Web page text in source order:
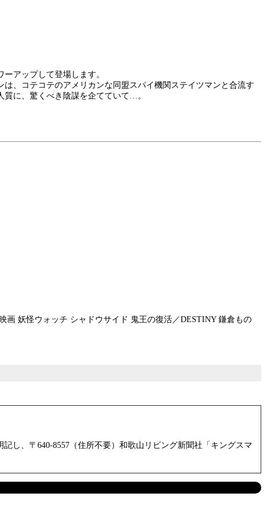
アップして登場します。
、コテコテのアメリカンな同盟スパイ機関ステイツマンと合流す
に、驚くべき陰謀を企てていて…。
画 妖怪ウォッチ シャドウサイド 鬼王の復活／DESTINY 鎌倉もの
し、〒640-8557（住所不要）和歌山リビング新聞社「キングスマ